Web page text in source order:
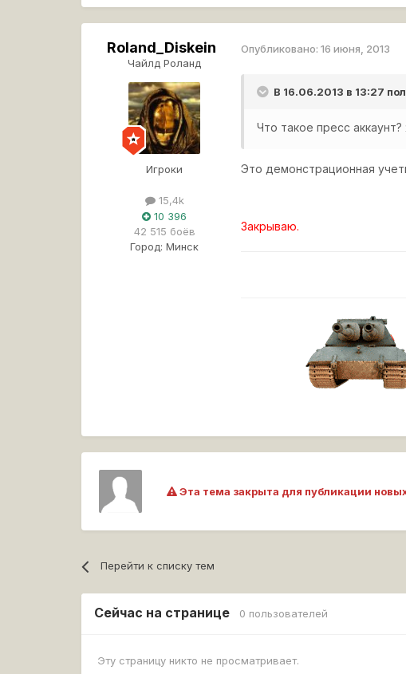
Roland_Diskein
Чайлд Роланд
Игроки
15,4k
10 396
42 515 боёв
Город: Минск
Опубликовано:16 июня, 2013
В 16.06.2013 в 13:27
Что такое пресс
Это демонстрационная
Закрываю.
Эта тема закрыта для публикации
Перейти к списку тем
Сейчас на странице 0 пользователей
Эту страницу никто не просматривает.